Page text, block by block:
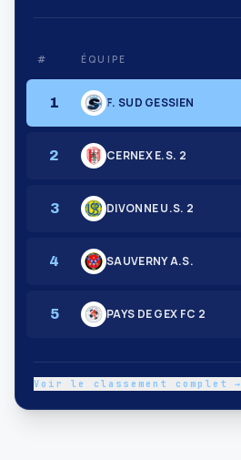
# ÉQUIPE
1 F. SUD GESSIEN
2 CERNEX E.S. 2
3 DIVONNE U.S. 2
4 SAUVERNY A.S.
5 PAYS DE GEX FC 2
Voir le classement complet →